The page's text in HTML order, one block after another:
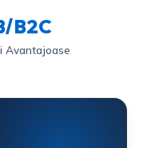
B2C
Avantajoase